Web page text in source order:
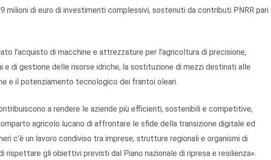
di euro di investimenti complessivi, sostenuti da contributi PNRR pari
l’acquisto di macchine e attrezzature per l’agricoltura di precisione,
e di gestione delle risorse idriche, la sostituzione di mezzi destinati alle
e il potenziamento tecnologico dei frantoi oleari.
a rendere le aziende più efficienti, sostenibili e competitive,
agricolo lucano di affrontare le sfide della transizione digitale ed
c’è un lavoro condiviso tra imprese, strutture regionali e organismi di
gli obiettivi previsti dal Piano nazionale di ripresa e resilienza».